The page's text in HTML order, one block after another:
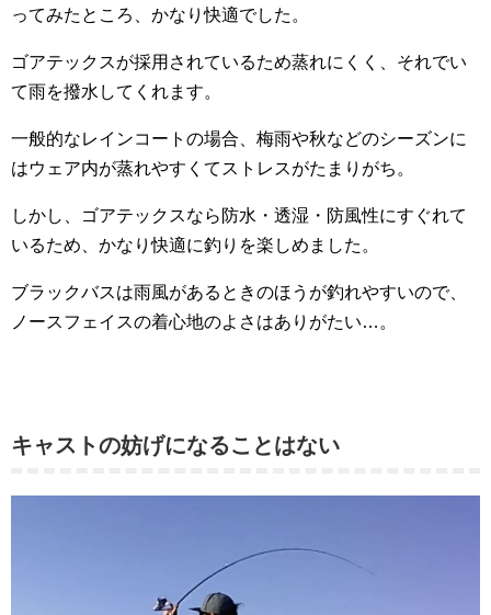
ってみたところ、かなり快適でした。
ゴアテックスが採用されているため蒸れにくく、それでい
て雨を撥水してくれます。
一般的なレインコートの場合、梅雨や秋などのシーズンに
はウェア内が蒸れやすくてストレスがたまりがち。
しかし、ゴアテックスなら防水・透湿・防風性にすぐれて
いるため、かなり快適に釣りを楽しめました。
ブラックバスは雨風があるときのほうが釣れやすいので、
ノースフェイスの着心地のよさはありがたい…。
キャストの妨げになることはない